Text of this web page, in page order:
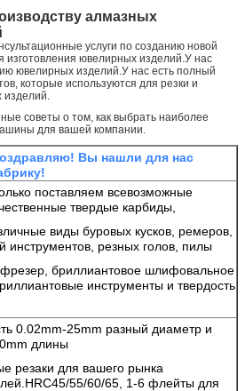
алмазных
услуги по созданию новой
изготовления ювелирных изделий.У нас
ювелирных изделий.У нас есть полный
которые используются для резки и
изделий.
советы о том, как выбрать наиболее
для вашей компании.
Вы нашли для нас
поставляем всевозможные
твердые карбиды,
виды буровых кусков, ремеров,
инструментов, резных голов, пилы
бриллиантовое шлифовальное
инструменты и твердость
0.02mm-25mm разный диаметр и
длины
резаки для вашего рынка
55/60/65, 1-6 флейты для